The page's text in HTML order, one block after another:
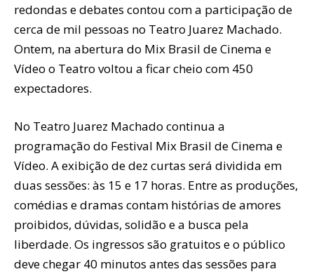
redondas e debates contou com a participação de
cerca de mil pessoas no Teatro Juarez Machado.
Ontem, na abertura do Mix Brasil de Cinema e
Vídeo o Teatro voltou a ficar cheio com 450
expectadores.
No Teatro Juarez Machado continua a
programação do Festival Mix Brasil de Cinema e
Vídeo. A exibição de dez curtas será dividida em
duas sessões: às 15 e 17 horas. Entre as produções,
comédias e dramas contam histórias de amores
proibidos, dúvidas, solidão e a busca pela
liberdade. Os ingressos são gratuitos e o público
deve chegar 40 minutos antes das sessões para